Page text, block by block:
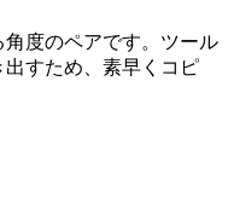
度のペアです。ツール
すため、素早くコピ